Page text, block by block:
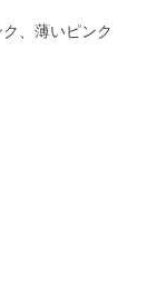
、薄いピンク